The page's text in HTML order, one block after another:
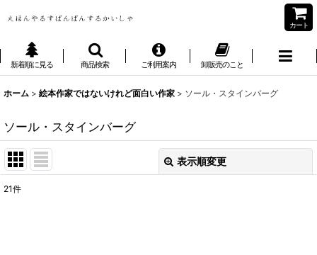
カート
新着順に見る 商品検索 ご利用案内 卸販売のこと
ホーム > 絵本作家ではないけれど面白い作家 > ソール・スタインバーグ
ソール・スタインバーグ
表示順変更
21件